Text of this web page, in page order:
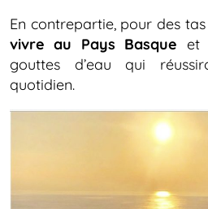
En contrepartie, pour des
vivre au Pays Basque et
gouttes d’eau qui
quotidien.